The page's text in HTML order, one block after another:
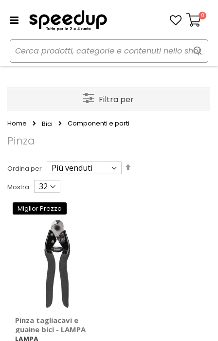
Carrello
0
Home Bici Componenti e parti
Pinza
Ordina per
Imposta
Mostra
Miglior Prezzo
Pinza tagliacavi e
guaine bici - LAMPA
LAMPA
Filtra per